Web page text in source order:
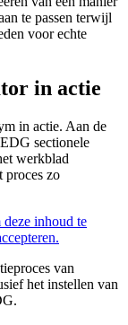
te passen terwijl
voor echte
in actie
in actie. Aan de
sectionele
werkblad
proces zo
deze inhoud te
van
het instellen van